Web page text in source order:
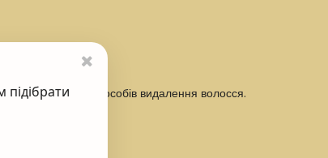
чи інших способів видалення волосся.